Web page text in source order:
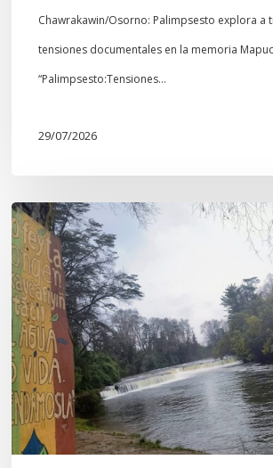
Chawrakawin/Osorno: Palimpsesto explora a
tensiones documentales en la memoria
“Palimpsesto:Tensiones…
29/07/2026
En
defensa
del
Salto
Donguil
y
el
territorio
Kuzpe